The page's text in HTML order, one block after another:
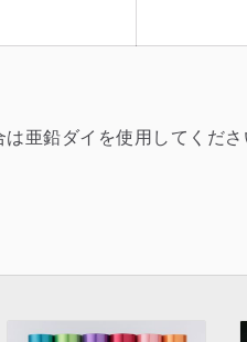
亜鉛ダイを使用してくださ